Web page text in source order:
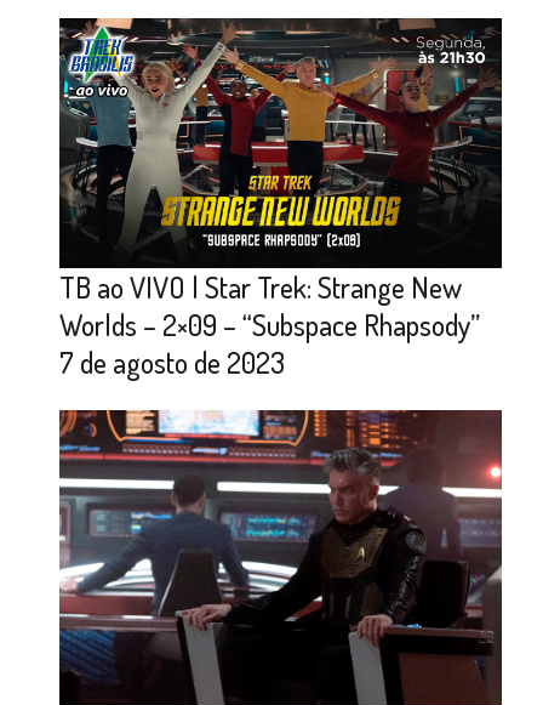
TB ao VIVO | Star Trek: Strange New
Worlds – 2×09 – “Subspace Rhapsody”
7 de agosto de 2023